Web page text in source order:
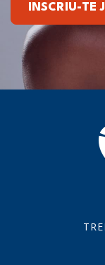
INSCRIU-TE